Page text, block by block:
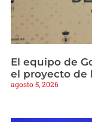
El equipo de
el proyecto de
agosto 5, 2026